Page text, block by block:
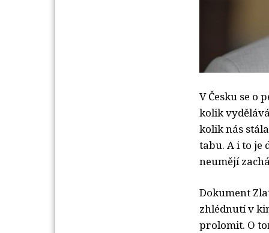
V Česku se o
kolik
kolik nás
tabu. A i to je
neumějí
Dokument
zhlédnutí v
prolomit. O